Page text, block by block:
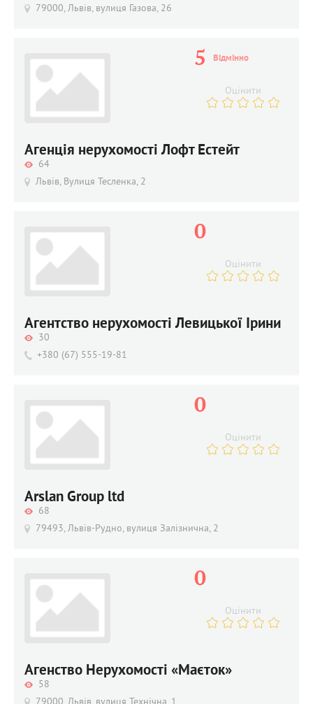
79000, Львів, вулиця Газова, 26
Агенція нерухомості Лофт Естейт
64
Львів, Вулиця Тесленка, 2
5 Відмінно
Оцінити
Агентство нерухомості Левицької Ірини
30
+380 (67) 555-19-81
0
Оцінити
Arslan Group ltd
68
79493, Львів-Рудно, вулиця Залізнична, 2
0
Оцінити
Агенство Нерухомості «Маєток»
58
79000, Львів, вулиця Технічна, 1
0
Оцінити